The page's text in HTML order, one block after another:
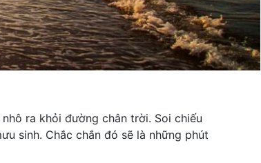
ra khỏi đường chân trời. Soi chiếu
sinh. Chắc chắn đó sẽ là những phút